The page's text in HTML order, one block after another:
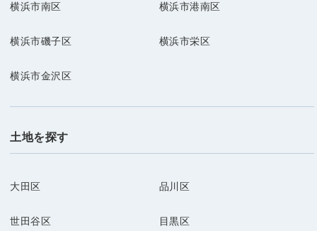
横浜市南区 横浜市港南区
横浜市磯子区 横浜市栄区
横浜市金沢区
土地を探す
大田区 品川区
世田谷区 目黒区